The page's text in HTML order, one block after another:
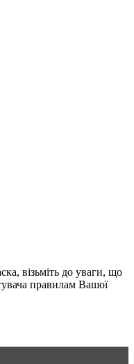
візьміть до уваги, що
правилам Вашої